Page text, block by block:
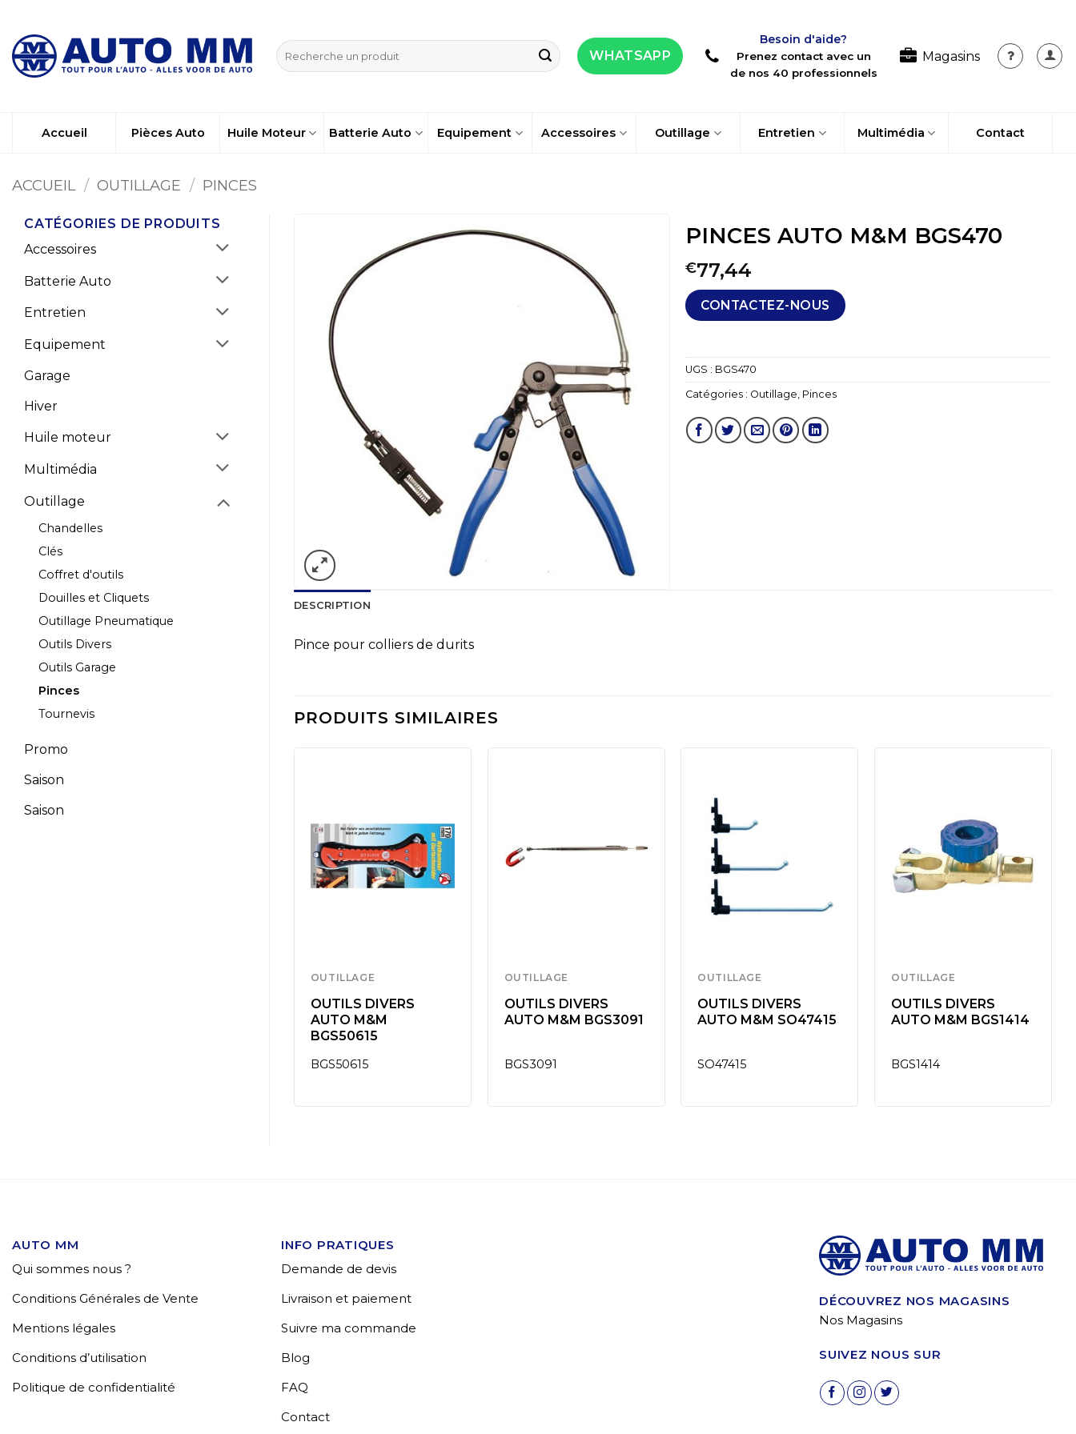
contenu
Recherche
pour :
WHATSAPP
Besoin d'aide?
Prenez contact avec un
de nos 40 professionnels
Magasins
Accueil Pièces Auto Huile Moteur Batterie Auto Equipement Accessoires Outillage Entretien Multimédia Contact
ACCUEIL / OUTILLAGE / PINCES
CATÉGORIES DE PRODUITS
Accessoires
Batterie Auto
Entretien
Equipement
Garage
Hiver
Huile moteur
Multimédia
Outillage
Chandelles
Clés
Coffret d'outils
Douilles et Cliquets
Outillage Pneumatique
Outils Divers
Outils Garage
Pinces
Tournevis
Promo
Saison
Saison
PINCES AUTO M&M BGS470
€77,44
CONTACTEZ-NOUS
UGS : BGS470
Catégories : Outillage, Pinces
DESCRIPTION
Pince pour colliers de durits
PRODUITS SIMILAIRES
OUTILLAGE
OUTILS DIVERS
AUTO M&M
BGS50615
BGS50615
OUTILLAGE
OUTILS DIVERS
AUTO M&M BGS3091
BGS3091
OUTILLAGE
OUTILS DIVERS
AUTO M&M SO47415
SO47415
OUTILLAGE
OUTILS DIVERS
AUTO M&M BGS1414
BGS1414
AUTO MM
Qui sommes nous ?
Conditions Générales de Vente
Mentions légales
Conditions d’utilisation
Politique de confidentialité
INFO PRATIQUES
Demande de devis
Livraison et paiement
Suivre ma commande
Blog
FAQ
Contact
DÉCOUVREZ NOS MAGASINS
Nos Magasins
SUIVEZ NOUS SUR